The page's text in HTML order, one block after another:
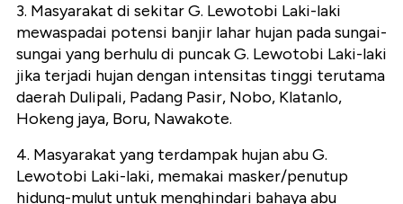
3. Masyarakat di sekitar G. Lewotobi Laki-laki
mewaspadai potensi banjir lahar hujan pada sungai-
sungai yang berhulu di puncak G. Lewotobi Laki-laki
jika terjadi hujan dengan intensitas tinggi terutama
daerah Dulipali, Padang Pasir, Nobo, Klatanlo,
Hokeng jaya, Boru, Nawakote.
4. Masyarakat yang terdampak hujan abu G.
Lewotobi Laki-laki, memakai masker/penutup
hidung-mulut untuk menghindari bahaya abu